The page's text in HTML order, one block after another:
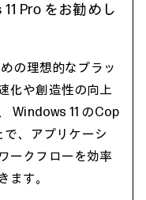
Pro をお勧めし
の理想的なプラッ
化や創造性の向上
Windows 11 のCop
、アプリケーシ
ークフローを効率
ます。